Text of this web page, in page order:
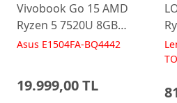
Vivobook Go 15 AMD
Ryzen 5 7520U 8GB
512GB 15.6 FreeDos
Asus E1504FA-BQ4442
19.999,00 TL